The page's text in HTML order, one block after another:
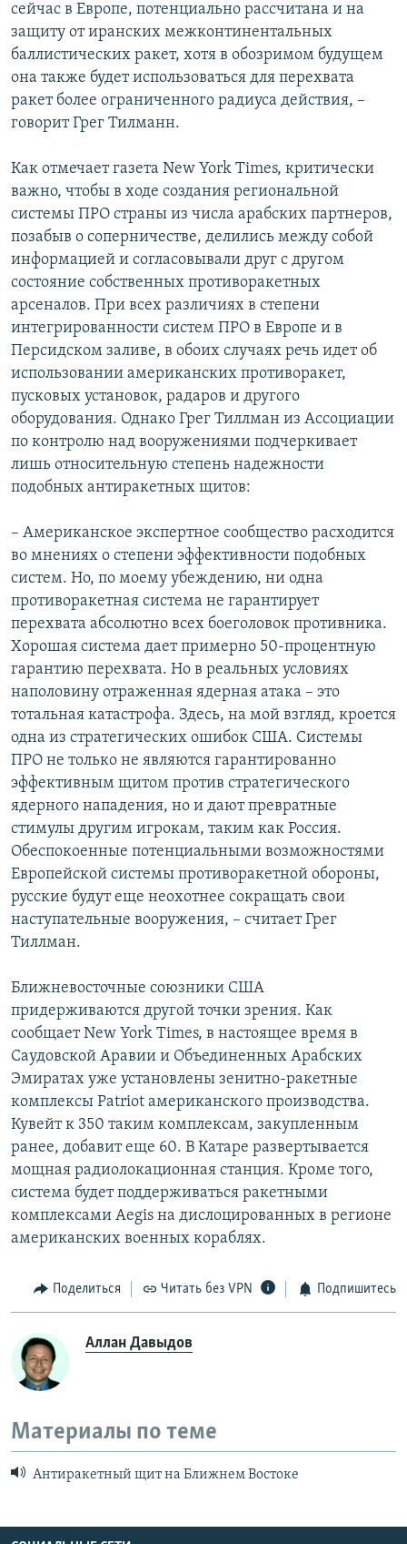
сейчас в Европе, потенциально рассчитана и на
защиту от иранских межконтинентальных
баллистических ракет, хотя в обозримом будущем
она также будет использоваться для перехвата
ракет более ограниченного радиуса действия, –
говорит Грег Тилманн.
Как отмечает газета New York Times, критически
важно, чтобы в ходе создания региональной
системы ПРО страны из числа арабских партнеров,
позабыв о соперничестве, делились между собой
информацией и согласовывали друг с другом
состояние собственных противоракетных
арсеналов. При всех различиях в степени
интегрированности систем ПРО в Европе и в
Персидском заливе, в обоих случаях речь идет об
использовании американских противоракет,
пусковых установок, радаров и другого
оборудования. Однако Грег Тиллман из Ассоциации
по контролю над вооружениями подчеркивает
лишь относительную степень надежности
подобных антиракетных щитов:
– Американское экспертное сообщество расходится
во мнениях о степени эффективности подобных
систем. Но, по моему убеждению, ни одна
противоракетная система не гарантирует
перехвата абсолютно всех боеголовок противника.
Хорошая система дает примерно 50-процентную
гарантию перехвата. Но в реальных условиях
наполовину отраженная ядерная атака – это
тотальная катастрофа. Здесь, на мой взгляд, кроется
одна из стратегических ошибок США. Системы
ПРО не только не являются гарантированно
эффективным щитом против стратегического
ядерного нападения, но и дают превратные
стимулы другим игрокам, таким как Россия.
Обеспокоенные потенциальными возможностями
Европейской системы противоракетной обороны,
русские будут еще неохотнее сокращать свои
наступательные вооружения, – считает Грег
Тиллман.
Ближневосточные союзники США
придерживаются другой точки зрения. Как
сообщает New York Times, в настоящее время в
Саудовской Аравии и Объединенных Арабских
Эмиратах уже установлены зенитно-ракетные
комплексы Patriot американского производства.
Кувейт к 350 таким комплексам, закупленным
ранее, добавит еще 60. В Катаре развертывается
мощная радиолокационная станция. Кроме того,
система будет поддерживаться ракетными
комплексами Aegis на дислоцированных в регионе
американских военных кораблях.
Поделиться Читать без VPN Подпишитесь
Аллан Давыдов
Материалы по теме
Антиракетный щит на Ближнем Востоке